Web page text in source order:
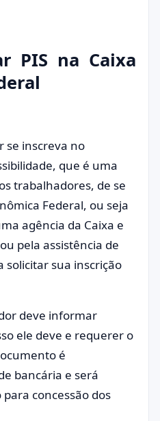
PIS na Caixa
se inscreva no
que é uma
trabalhadores, de se
Federal, ou seja
agência da Caixa e
pela assistência de
solicitar sua inscrição
deve informar
ele deve e requerer o
é
bancária e será
concessão dos